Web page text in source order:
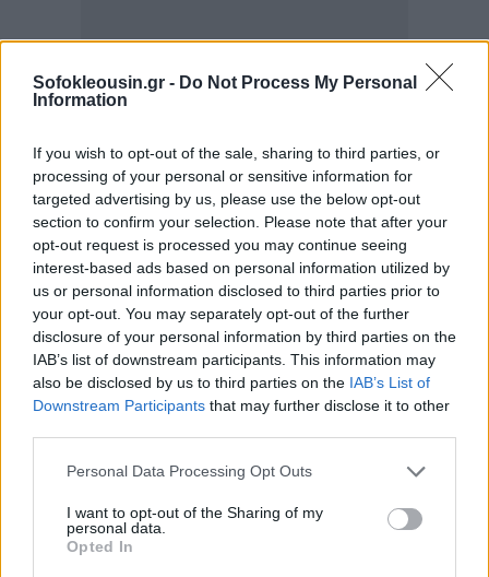
Sofokleousin.gr - Do Not Process My Personal
Information
If you wish to opt-out of the sale, sharing to third parties, or
processing of your personal or sensitive information for
targeted advertising by us, please use the below opt-out
section to confirm your selection. Please note that after your
opt-out request is processed you may continue seeing
interest-based ads based on personal information utilized by
us or personal information disclosed to third parties prior to
your opt-out. You may separately opt-out of the further
disclosure of your personal information by third parties on the
IAB’s list of downstream participants. This information may
also be disclosed by us to third parties on the IAB’s List of
Downstream Participants that may further disclose it to other
Personal Data Processing Opt Outs
I want to opt-out of the Sharing of my
personal data.
Opted In
πρώτη φορά εδώ και περισσότερες από έξι
δεκαετίεςδιοργανώσεων Παγκοσμίου Κυπέλλου
που ανατρέπεται αντίστοιχη αυτόματη τιμωρία.
Σύμφωνα με το MS NOW, ο Ντόναλντ Τραμπζήτησε
από τον Τζιάνι Ινφαντίνο να του εξηγήσειγιατί ο
Μπάλογκαν τιμωρήθηκε με κόκκινη κάρτα και γιατί
αυτή οδήγησε αυτομάτως σε αποκλεισμό από τον
επόμενο αγώνα.